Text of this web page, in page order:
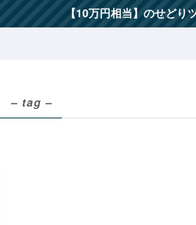
【10万円相当】のせどり
– tag –